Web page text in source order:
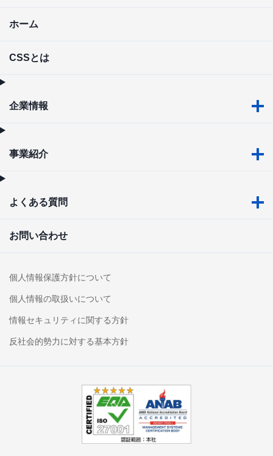
ホーム
CSSとは
企業情報
事業紹介
よくある質問
お問い合わせ
個人情報保護方針について
個人情報の取扱いについて
情報セキュリティに関する方針
反社会的勢力に対する基本方針